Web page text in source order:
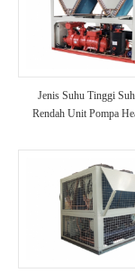
Jenis Suhu Tinggi
Rendah Unit Pompa